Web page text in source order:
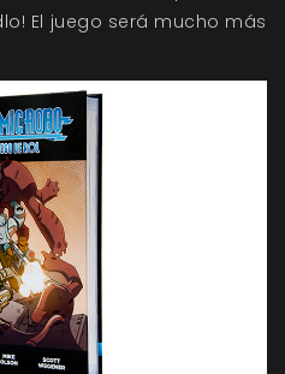
El juego será mucho más